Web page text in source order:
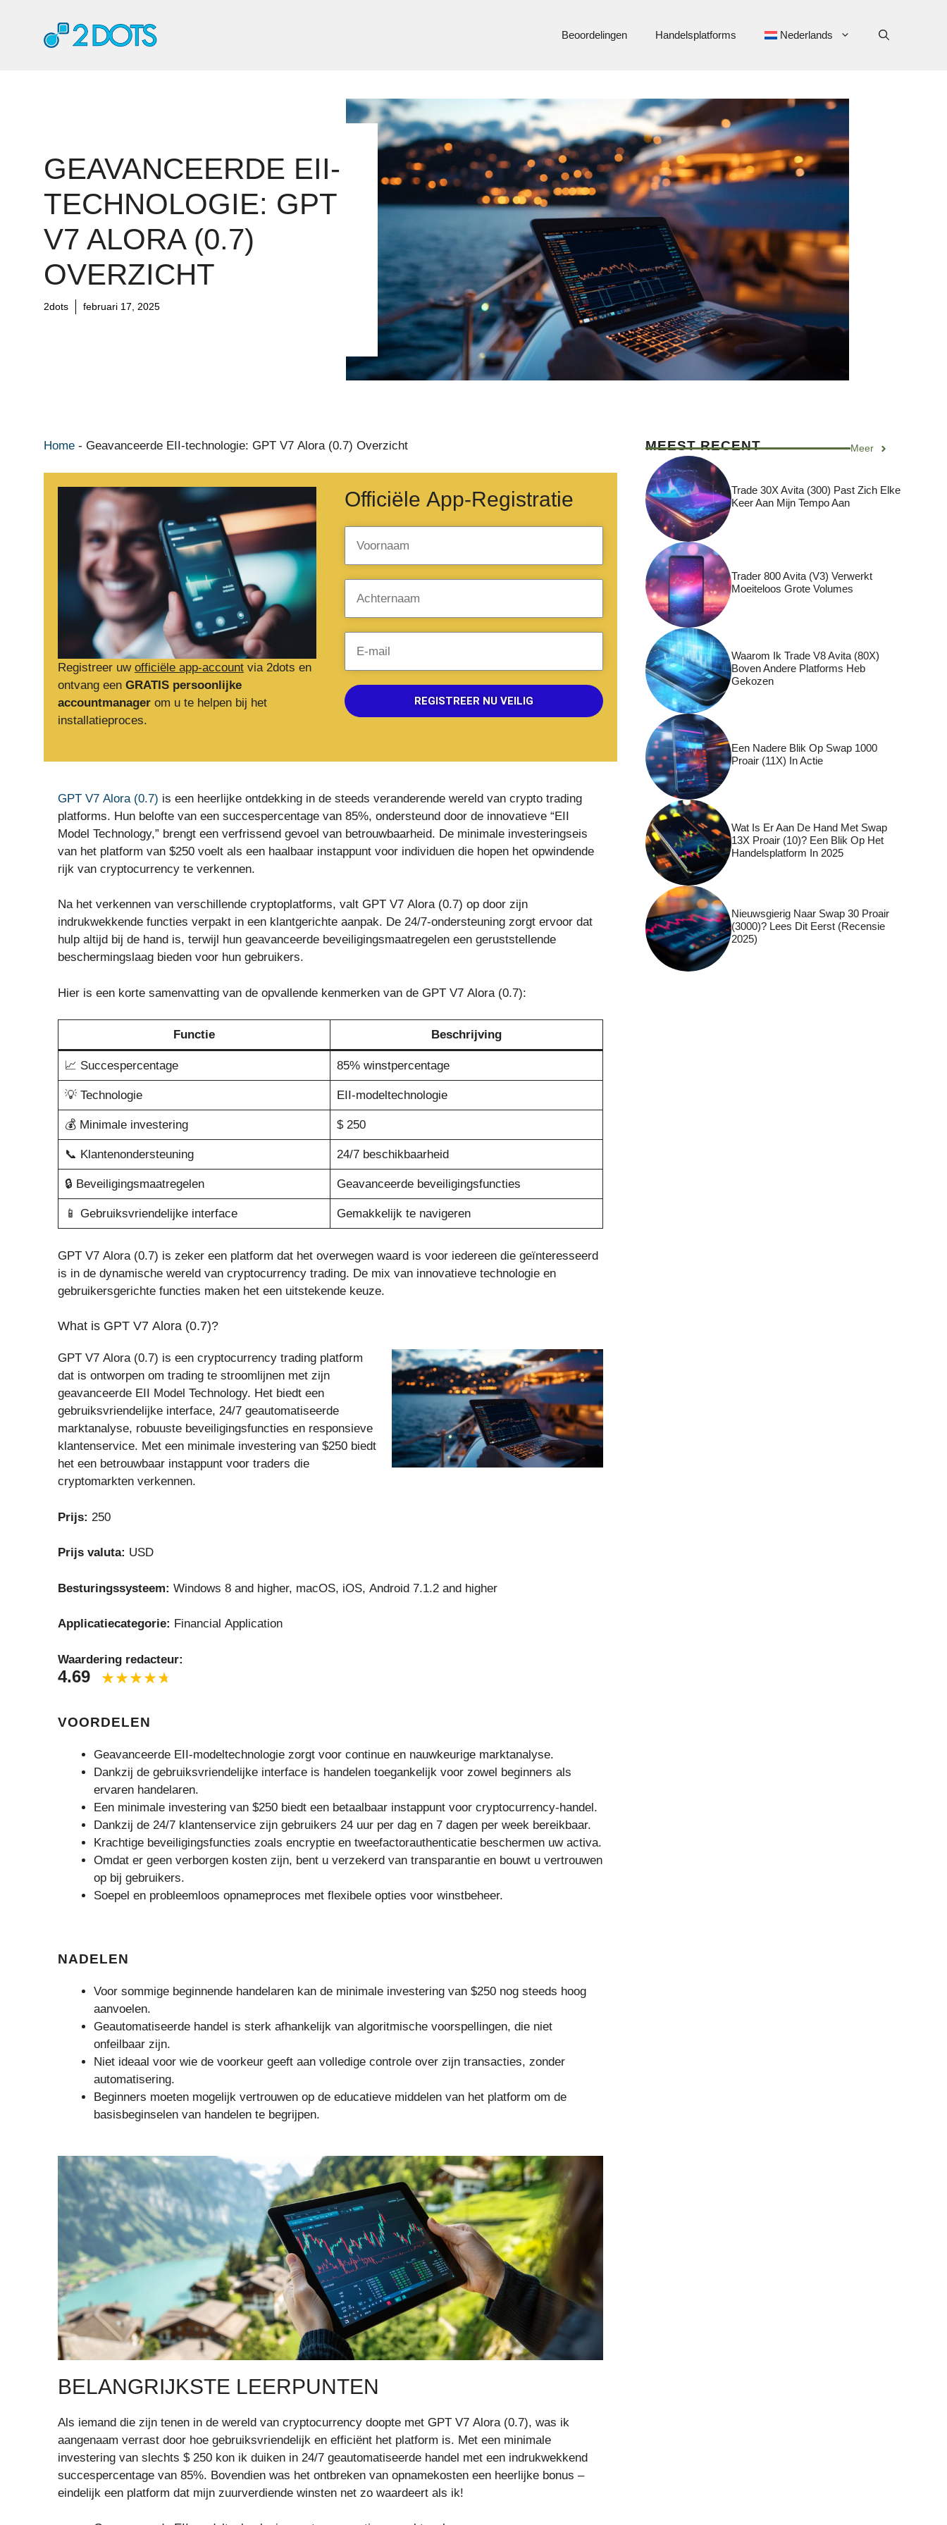
Beoordelingen Handelsplatforms Nederlands
GEAVANCEERDE EII-
TECHNOLOGIE: GPT
V7 ALORA (0.7)
OVERZICHT
2dots februari 17, 2025
Home - Geavanceerde EII-technologie: GPT V7 Alora (0.7) Overzicht
Registreer uw officiële app-account via 2dots en
ontvang een GRATIS persoonlijke
accountmanager om u te helpen bij het
installatieproces.
Officiële App-Registratie
REGISTREER NU VEILIG
GPT V7 Alora (0.7) is een heerlijke ontdekking in de steeds veranderende wereld van crypto trading
platforms. Hun belofte van een succespercentage van 85%, ondersteund door de innovatieve “EII
Model Technology,” brengt een verfrissend gevoel van betrouwbaarheid. De minimale investeringseis
van het platform van $250 voelt als een haalbaar instappunt voor individuen die hopen het opwindende
rijk van cryptocurrency te verkennen.
Na het verkennen van verschillende cryptoplatforms, valt GPT V7 Alora (0.7) op door zijn
indrukwekkende functies verpakt in een klantgerichte aanpak. De 24/7-ondersteuning zorgt ervoor dat
hulp altijd bij de hand is, terwijl hun geavanceerde beveiligingsmaatregelen een geruststellende
beschermingslaag bieden voor hun gebruikers.
Hier is een korte samenvatting van de opvallende kenmerken van de GPT V7 Alora (0.7):
Functie Beschrijving
📈 Succespercentage 85% winstpercentage
💡 Technologie EII-modeltechnologie
💰 Minimale investering $ 250
📞 Klantenondersteuning 24/7 beschikbaarheid
🔒 Beveiligingsmaatregelen Geavanceerde beveiligingsfuncties
📱 Gebruiksvriendelijke interface Gemakkelijk te navigeren
GPT V7 Alora (0.7) is zeker een platform dat het overwegen waard is voor iedereen die geïnteresseerd
is in de dynamische wereld van cryptocurrency trading. De mix van innovatieve technologie en
gebruikersgerichte functies maken het een uitstekende keuze.
What is GPT V7 Alora (0.7)?
GPT V7 Alora (0.7) is een cryptocurrency trading platform
dat is ontworpen om trading te stroomlijnen met zijn
geavanceerde EII Model Technology. Het biedt een
gebruiksvriendelijke interface, 24/7 geautomatiseerde
marktanalyse, robuuste beveiligingsfuncties en responsieve
klantenservice. Met een minimale investering van $250 biedt
het een betrouwbaar instappunt voor traders die
cryptomarkten verkennen.
Prijs: 250
Prijs valuta: USD
Besturingssysteem: Windows 8 and higher, macOS, iOS, Android 7.1.2 and higher
Applicatiecategorie: Financial Application
Waardering redacteur:
4.69
VOORDELEN
Geavanceerde EII-modeltechnologie zorgt voor continue en nauwkeurige marktanalyse.
Dankzij de gebruiksvriendelijke interface is handelen toegankelijk voor zowel beginners als
ervaren handelaren.
Een minimale investering van $250 biedt een betaalbaar instappunt voor cryptocurrency-handel.
Dankzij de 24/7 klantenservice zijn gebruikers 24 uur per dag en 7 dagen per week bereikbaar.
Krachtige beveiligingsfuncties zoals encryptie en tweefactorauthenticatie beschermen uw activa.
Omdat er geen verborgen kosten zijn, bent u verzekerd van transparantie en bouwt u vertrouwen
op bij gebruikers.
Soepel en probleemloos opnameproces met flexibele opties voor winstbeheer.
NADELEN
Voor sommige beginnende handelaren kan de minimale investering van $250 nog steeds hoog
aanvoelen.
Geautomatiseerde handel is sterk afhankelijk van algoritmische voorspellingen, die niet
onfeilbaar zijn.
Niet ideaal voor wie de voorkeur geeft aan volledige controle over zijn transacties, zonder
automatisering.
Beginners moeten mogelijk vertrouwen op de educatieve middelen van het platform om de
basisbeginselen van handelen te begrijpen.
BELANGRIJKSTE LEERPUNTEN
Als iemand die zijn tenen in de wereld van cryptocurrency doopte met GPT V7 Alora (0.7), was ik
aangenaam verrast door hoe gebruiksvriendelijk en efficiënt het platform is. Met een minimale
investering van slechts $ 250 kon ik duiken in 24/7 geautomatiseerde handel met een indrukwekkend
succespercentage van 85%. Bovendien was het ontbreken van opnamekosten een heerlijke bonus –
eindelijk een platform dat mijn zuurverdiende winsten net zo waardeert als ik!
MEEST RECENT Meer
Trade 30X Avita (300) Past Zich Elke
Keer Aan Mijn Tempo Aan
Trader 800 Avita (V3) Verwerkt
Moeiteloos Grote Volumes
Waarom Ik Trade V8 Avita (80X)
Boven Andere Platforms Heb
Gekozen
Een Nadere Blik Op Swap 1000
Proair (11X) In Actie
Wat Is Er Aan De Hand Met Swap
13X Proair (10)? Een Blik Op Het
Handelsplatform In 2025
Nieuwsgierig Naar Swap 30 Proair
(3000)? Lees Dit Eerst (recensie
2025)